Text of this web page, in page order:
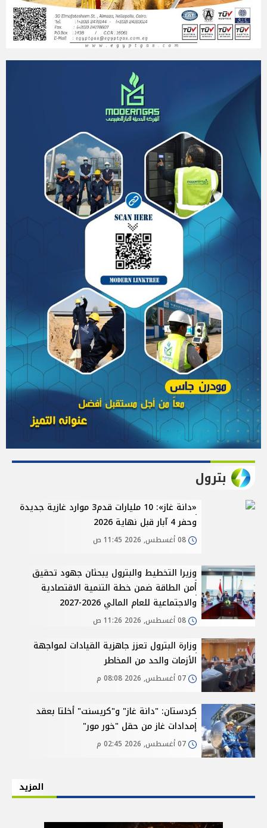
بترول
«دانة غاز»: 10 مليارات قدم3 موارد غازية جديدة
وحفر 4 آبار قبل نهاية 2026
وزيرا التخطيط والبترول يبحثان جهود تحقيق
أمن الطاقة ضمن خطة التنمية الاقتصادية
والاجتماعية للعام المالي 2026-2027
وزارة البترول تعزز جاهزية القيادات لمواجهة
الأزمات والحد من المخاطر
كردستان: "دانة غاز" و"كريسنت" أخلتا بعقد
إمدادات غاز من حقل "خور مور"
المزيد